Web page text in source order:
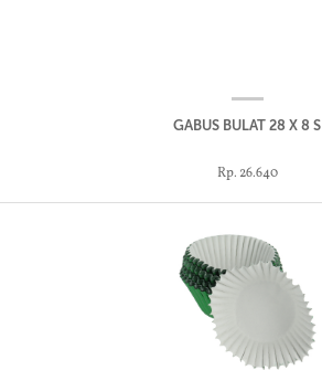
GABUS BULAT 28 X 8 S
Rp. 26.640